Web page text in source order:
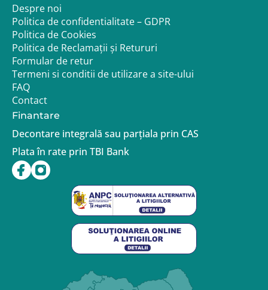
Despre noi
Politica de confidentialitate – GDPR
Politica de Cookies
Politica de Reclamații și Retururi
Formular de retur
Termeni si conditii de utilizare a site-ului
FAQ
Contact
Finantare
Decontare integrală sau parțiala prin CAS
Plata în rate prin TBI Bank